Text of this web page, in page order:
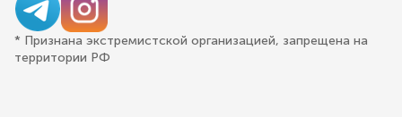
* Признана экстремистской организацией, запрещена на
территории РФ